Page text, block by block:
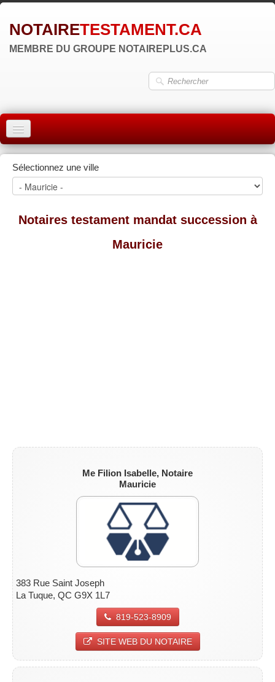
NOTAIRETESTAMENT.CA
MEMBRE DU GROUPE NOTAIREPLUS.CA
ACCUEIL
MONTRÉAL
QUÉBEC
LAVAL
Sélectionnez une ville
Notaires testament mandat succession à
Mauricie
Me Filion Isabelle, Notaire
Mauricie
383 Rue Saint Joseph
La Tuque, QC G9X 1L7
819-523-8909
SITE WEB DU NOTAIRE